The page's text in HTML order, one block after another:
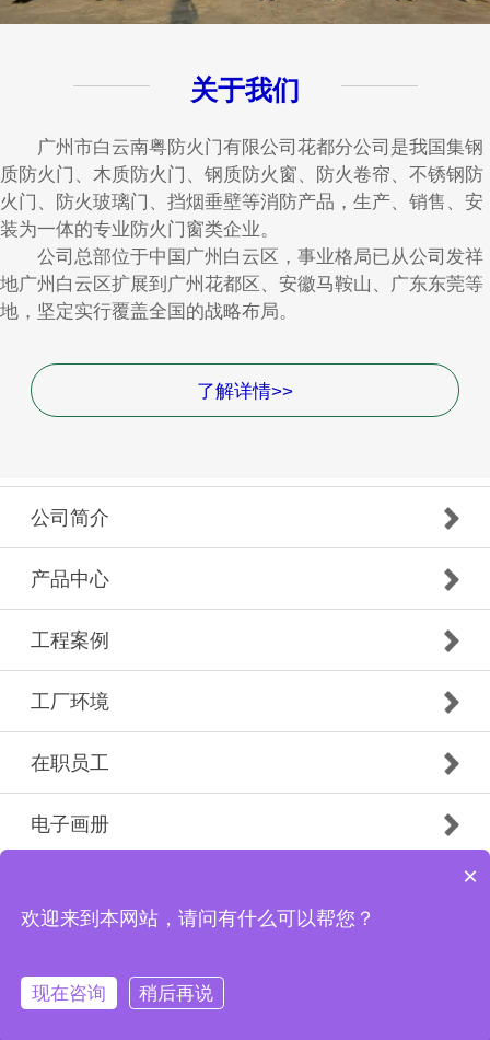
关于我们
广州市白云南粤防火门有限公司花都分公司是我国集钢
质防火门、木质防火门、钢质防火窗、防火卷帘、不锈钢防
火门、防火玻璃门、挡烟垂壁等消防产品，生产、销售、安
装为一体的专业防火门窗类企业。
公司总部位于中国广州白云区，事业格局已从公司发祥
地广州白云区扩展到广州花都区、安徽马鞍山、广东东莞等
地，坚定实行覆盖全国的战略布局。
了解详情>>
公司简介
产品中心
工程案例
工厂环境
在职员工
电子画册
Copyright © 2019 广州市白云南粤防火门有限公司花都
分公司 版权所有
×
欢迎来到本网站，请问有什么可以帮您？
现在咨询 稍后再说